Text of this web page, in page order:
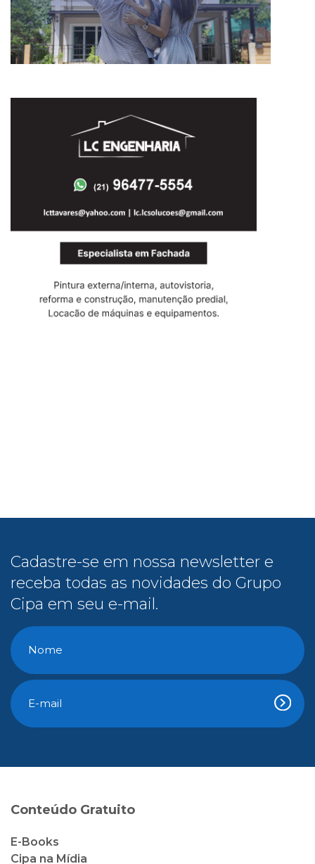
Cadastre-se em nossa newsletter e
receba todas as novidades do Grupo
Cipa em seu e-mail.
Conteúdo Gratuito
E-Books
Cipa na Mídia